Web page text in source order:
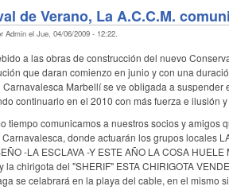
de Verano, La A.C.C.M.
Admin el Jue, 04/06/2009 - 12:22.
a las obras de construcción del nuevo
que daran comienzo en junio y con una
Carnavalesca Marbellí se ve obligada a
continuarlo en el 2010 con más fuerza e ilusión
tiempo comunicamos a nuestros socios y amigos
donde actuarán los grupos locales
-LA ESCLAVA -Y ESTE AÑO LA COSA
la chirigota del "SHERIF" ESTA CHIRIGOTA VENDE
se celabrará en la playa del cable, en el mismo